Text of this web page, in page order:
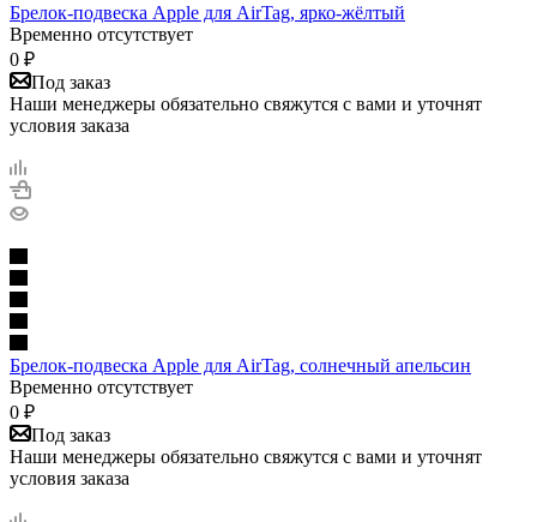
Брелок-подвеска Apple для AirTag, ярко-жёлтый
Временно отсутствует
0 ₽
Под заказ
Наши менеджеры обязательно свяжутся с вами и уточнят
условия заказа
Брелок-подвеска Apple для AirTag, солнечный апельсин
Временно отсутствует
0 ₽
Под заказ
Наши менеджеры обязательно свяжутся с вами и уточнят
условия заказа